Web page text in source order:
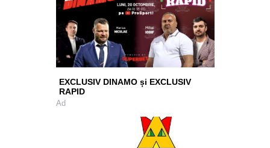
EXCLUSIV DINAMO și EXCLUSIV
RAPID
Ad